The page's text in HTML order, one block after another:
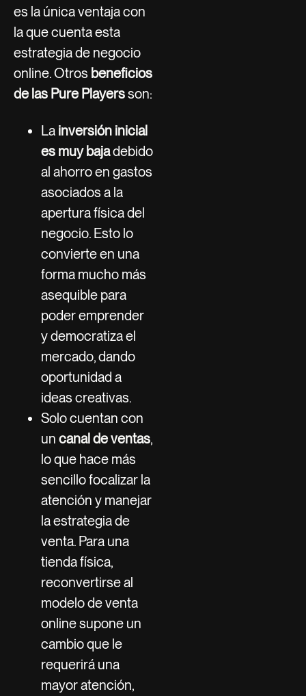
es la única ventaja con
la que cuenta esta
estrategia de negocio
online. Otros beneficios
de las Pure Playersson:
La inversión inicial
es muy bajadebido
al ahorro en gastos
asociados a la
apertura física del
negocio. Esto lo
convierte en una
forma mucho más
asequible para
poder emprender
y democratiza el
mercado, dando
oportunidad a
ideas creativas.
Solo cuentan con
un canal de ventas,
lo que hace más
sencillo focalizar la
atención y manejar
la estrategia de
venta. Para una
tienda física,
reconvertirse al
modelo de venta
online supone un
cambio que le
requerirá una
mayor atención,